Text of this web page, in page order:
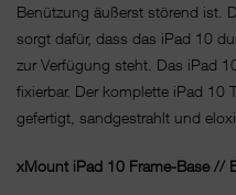
Benützung äußerst störend ist.
sorgt dafür, dass das iPad 10
zur Verfügung steht. Das iPad
fixierbar. Der komplette iPad 10
gefertigt, sandgestrahlt und
xMount iPad 10 Frame-Base //